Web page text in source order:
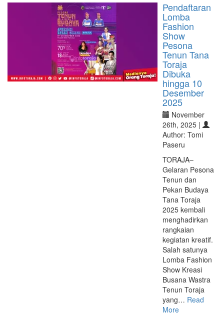
Pendaftaran
Lomba
Fashion
Show
Pesona
Tenun Tana
Toraja
Dibuka
hingga 10
Desember
2025
November
26th, 2025 |
Author: Tomi
Paseru
TORAJA–
Gelaran Pesona
Tenun dan
Pekan Budaya
Tana Toraja
2025 kembali
menghadirkan
rangkaian
kegiatan kreatif.
Salah satunya
Lomba Fashion
Show Kreasi
Busana Wastra
Tenun Toraja
yang… Read
More